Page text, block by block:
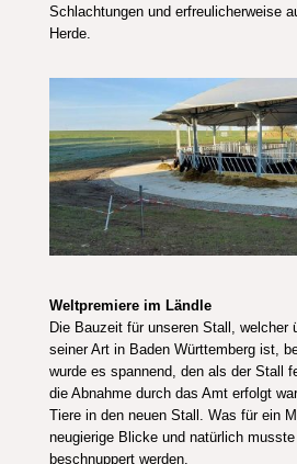
Schlachtungen und erfreulicherweise
Herde.
Weltpremiere im Ländle
Die Bauzeit für unseren Stall, welcher
seiner Art in Baden Württemberg ist,
wurde es spannend, den als der Stall
die Abnahme durch das Amt erfolgt
Tiere in den neuen Stall. Was für ein
neugierige Blicke und natürlich
beschnuppert werden.